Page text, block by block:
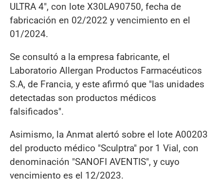
ULTRA 4", con lote X30LA90750, fecha de
fabricación en 02/2022 y vencimiento en el
01/2024.
Se consultó a la empresa fabricante, el
Laboratorio Allergan Productos Farmacéuticos
S.A, de Francia, y este afirmó que "las unidades
detectadas son productos médicos
falsificados".
Asimismo, la Anmat alertó sobre el lote A00203
del producto médico "Sculptra" por 1 Vial, con
denominación "SANOFI AVENTIS", y cuyo
vencimiento es el 12/2023.